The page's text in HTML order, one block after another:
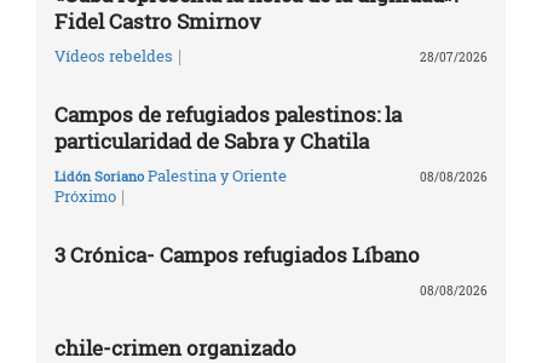
Fidel Castro Smirnov
Vídeos rebeldes | 28/07/2026
Campos de refugiados palestinos: la
particularidad de Sabra y Chatila
Lidón Soriano Palestina y Oriente
Próximo |
08/08/2026
3 Crónica- Campos refugiados Líbano
08/08/2026
chile-crimen organizado